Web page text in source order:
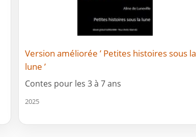
Version améliorée ’ Petites histoires sous la
lune ’
Contes pour les 3 à 7 ans
2025